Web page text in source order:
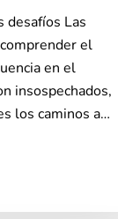
desafíos Las
el
en el
insospechados,
los caminos a…